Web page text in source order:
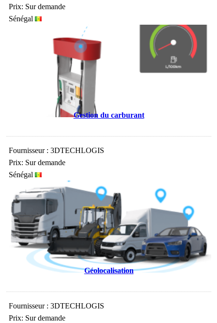
Prix: Sur demande
Sénégal
Gestion du carburant
Fournisseur : 3DTECHLOGIS
Prix: Sur demande
Sénégal
Géolocalisation
Fournisseur : 3DTECHLOGIS
Prix: Sur demande